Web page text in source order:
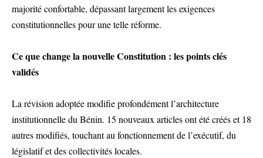
majorité confortable, dépassant largement les exigences
constitutionnelles pour une telle réforme.
Ce que change la nouvelle Constitution : les points clés
validés
La révision adoptée modifie profondément l’architecture
institutionnelle du Bénin. 15 nouveaux articles ont été créés et 18
autres modifiés, touchant au fonctionnement de l’exécutif, du
législatif et des collectivités locales.